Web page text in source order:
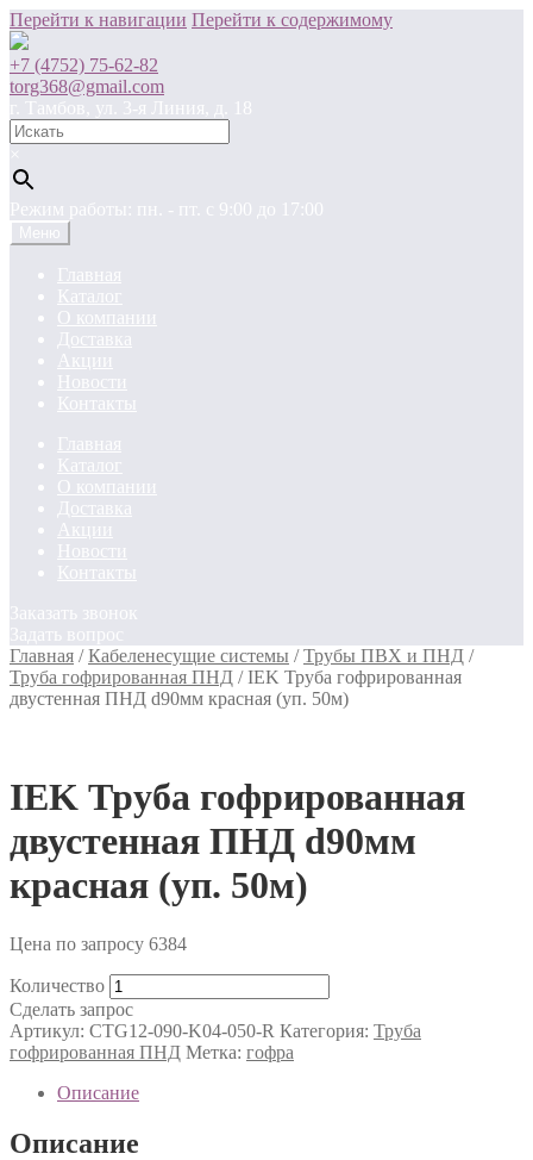
Перейти к навигации Перейти к содержимому
+7 (4752) 75-62-82
torg368@gmail.com
г. Тамбов, ул. 3-я Линия, д. 18
×
Режим работы: пн. - пт. c 9:00 до 17:00
Меню
Главная
Каталог
О компании
Доставка
Акции
Новости
Контакты
Главная
Каталог
О компании
Доставка
Акции
Новости
Контакты
Заказать звонок
Задать вопрос
Главная /Кабеленесущие системы /Трубы ПВХ и ПНД /
Труба гофрированная ПНД /IEK Труба гофрированная
двустенная ПНД d90мм красная (уп. 50м)
IEK Труба гофрированная
двустенная ПНД d90мм
красная (уп. 50м)
Цена по запросу 6384
Количество
Сделать запрос
Артикул: CTG12-090-K04-050-R Категория: Труба
гофрированная ПНД Метка: гофра
Описание
Описание